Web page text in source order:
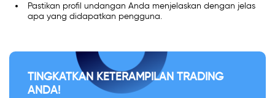
Pastikan profil undangan Anda menjelaskan dengan jelas
apa yang didapatkan pengguna.
TINGKATKAN KETERAMPILAN TRADING
ANDA!